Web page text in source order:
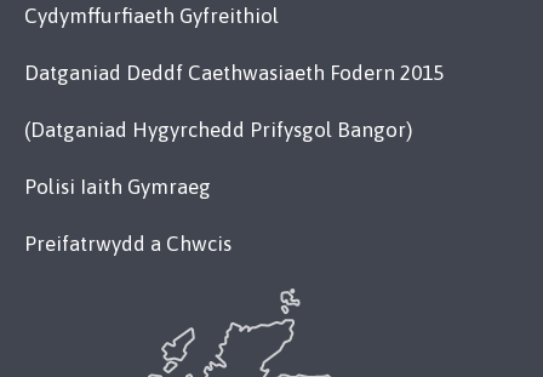
Cydymffurfiaeth Gyfreithiol
Datganiad Deddf Caethwasiaeth Fodern 2015
(Datganiad Hygyrchedd Prifysgol Bangor)
Polisi Iaith Gymraeg
Preifatrwydd a Chwcis